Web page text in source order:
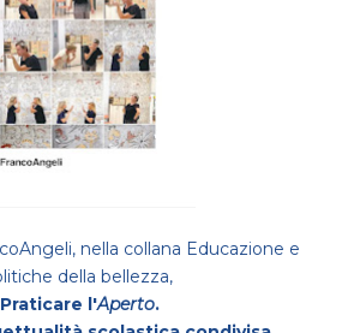
nella collana Educazione e
della bellezza,
Praticare l'Aperto.